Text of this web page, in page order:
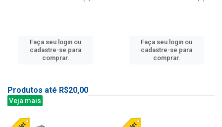
Faça seu login ou
cadastre-se para
comprar.
Faça seu login ou
cadastre-se para
comprar.
Produtos até R$20,00
Veja mais